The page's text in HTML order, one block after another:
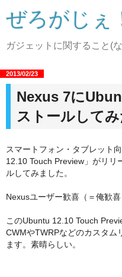
ぜろがじぇ
ガジェットに関すること(
2013/02/23
Nexus 7に
ストールしてみ
スマートフォン・タブレット
12.10 Touch Preview」がリリ
ルしてみました。
Nexusユーザー歓喜（＝俺歓喜
このUbuntu 12.10 Touch
CWMやTWRPなどのカスタム
ます。素晴らしい。